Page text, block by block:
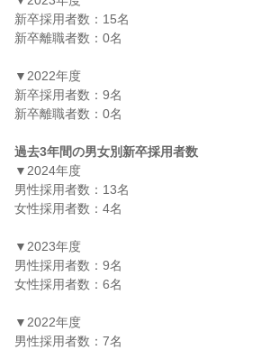
新卒採用者数：15名
新卒離職者数：0名
▼2022年度
新卒採用者数：9名
新卒離職者数：0名
過去3年間の男女別新卒採用者数
▼2024年度
男性採用者数：13名
女性採用者数：4名
▼2023年度
男性採用者数：9名
女性採用者数：6名
▼2022年度
男性採用者数：7名